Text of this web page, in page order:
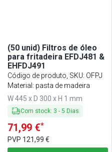
(50 unid) Filtros de óleo
para fritadeira EFDJ481 &
EHFDJ491
Código de produto, SKU: OFPJ
Material: pasta de madeira
W 445 x D 300 x H 1 mm
Com stock: 3 - 5 Dias
71,99 €*
PVP 121,99 €